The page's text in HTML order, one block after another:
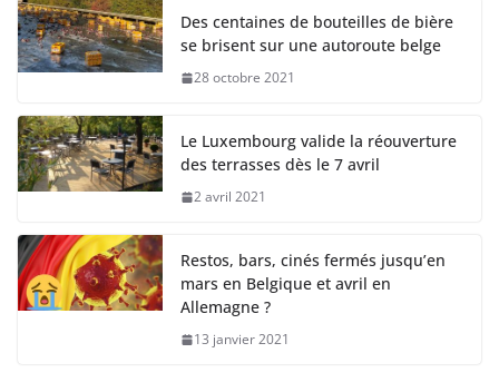
Des centaines de bouteilles de bière
se brisent sur une autoroute belge
28 octobre 2021
Le Luxembourg valide la réouverture
des terrasses dès le 7 avril
2 avril 2021
Restos, bars, cinés fermés jusqu’en
mars en Belgique et avril en
Allemagne ?
13 janvier 2021